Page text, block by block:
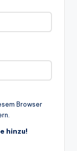
Browser
hinzu!